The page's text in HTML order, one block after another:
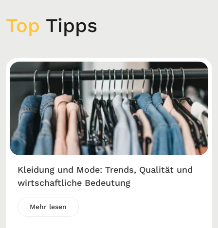
Top Tipps
Kleidung und Mode: Trends, Qualität und
wirtschaftliche Bedeutung
Mehr lesen